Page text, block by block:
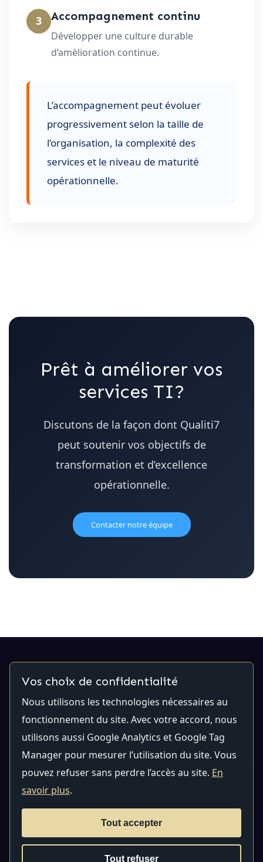
3 Accompagnement continu
Développer une culture durable
d’amélioration continue.
L’accompagnement peut évoluer
progressivement selon la taille de
l’organisation, la complexité des
services et le niveau de maturité
opérationnelle.
Prêt à améliorer vos
services TI?
Discutons de la façon dont Qualiti7
peut soutenir vos objectifs de
transformation et d’excellence
opérationnelle.
Contacter notre équipe
Contactez-nous
Email: contact@qualiti7.com Téléphone: (514) 448-2246
Confidentialité
Développement du site par
Vos choix de confidentialité
Nous utilisons les technologies nécessaires au
fonctionnement du site. Avec votre accord, nous
utilisons aussi Google Analytics et Google Tag
Manager pour mesurer l’utilisation du site. Vous
pouvez refuser sans perdre l’accès au site. En
savoir plus.
Tout accepter
Tout refuser